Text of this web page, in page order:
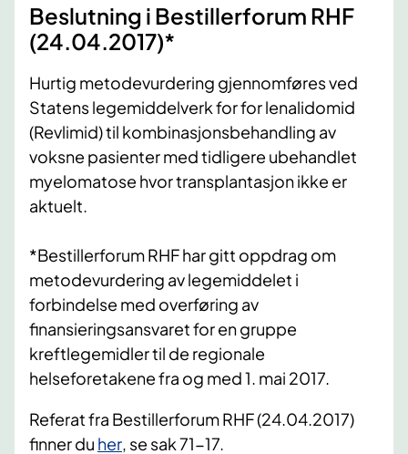
​​Beslutning i Bestillerforum RHF
(24.04.2017)*
Hurtig metodevurdering gjennomføres ved
Statens legemiddelverk for for lenalidomid
(Revlimid) til kombinasjonsbehandling av
voksne pasienter med tidligere ubehandlet
myelomatose hvor transplantasjon ikke er
aktuelt.
*​Bestillerforum RHF har gitt oppdrag om
metodevurdering av legemiddelet i
forbindelse med overføring av
finansieringsansvaret for en gruppe
kreftlegemidler til de regionale
helseforetakene fra og med 1. mai 2017.
Referat fra Bestillerforum RHF (24.04.2017)
finner du her , se sak 71-17.